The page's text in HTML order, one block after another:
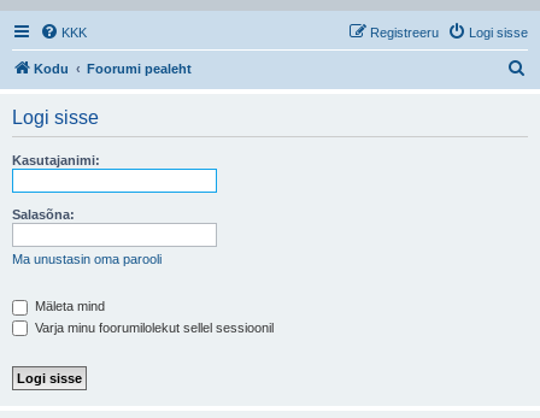
KKK Logi sisse
Registreeru
Kodu Foorumi pealeht
Logi sisse
Kasutajanimi:
Salasõna:
Ma unustasin oma parooli
Mäleta mind
Varja minu foorumilolekut sellel sessioonil